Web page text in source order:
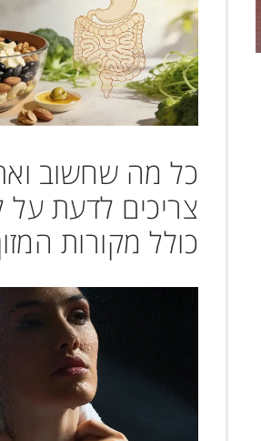
כל מה שחשוב
צריכים לדעת על
כולל מקורות